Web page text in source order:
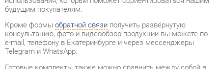
Готовые комплекты также можно сравнить между собой в
162х240 см Витра Бьянка 41, самостоятельно забрав его с
нашего центрального склада в г. Екатеринбург. Полный
список адресов и магазинов смотрите на странице
контактов.